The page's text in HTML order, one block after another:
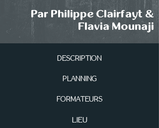
Par Philippe Clairfayt &
Flavia Mounaji
DESCRIPTION
PLANNING
FORMATEURS
LIEU